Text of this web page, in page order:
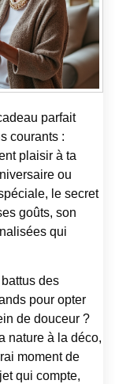
parfait
courants :
plaisir à ta
ou
le secret
goûts, son
qui
des
pour opter
de douceur ?
nature à la déco,
moment de
qui compte,